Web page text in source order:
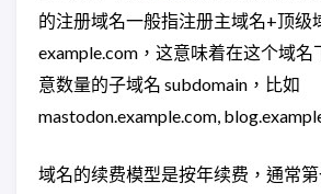
的注册域名一般指注册主域名+顶级
example.com，这意味着在这个域名
意数量的子域名 subdomain，比如
mastodon.example.com,
域名的续费模型是按年续费，通常第